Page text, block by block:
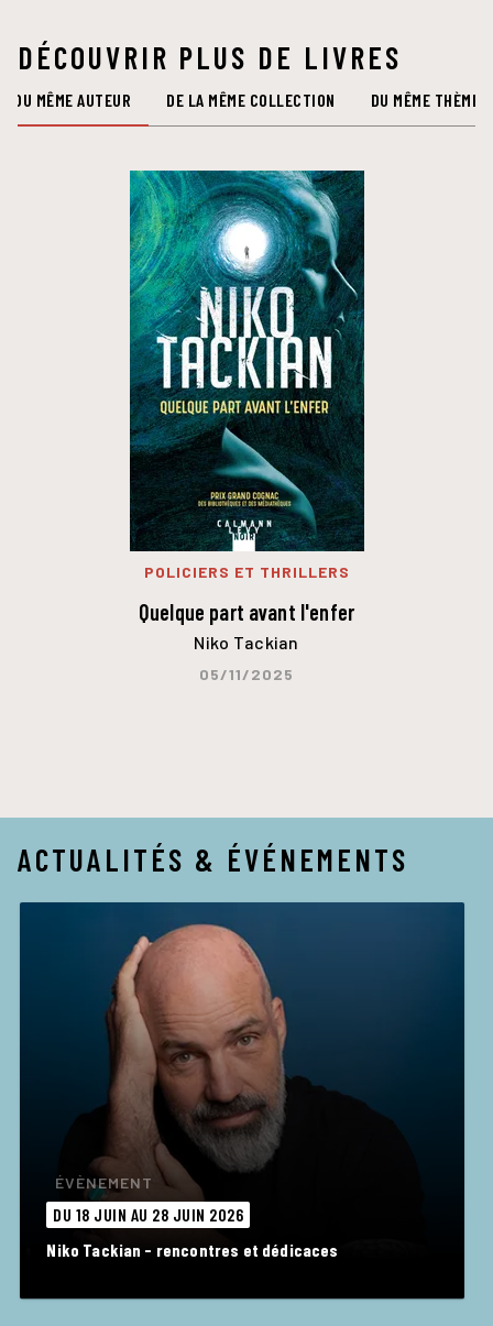
DÉCOUVRIR PLUS DE LIVRES
DU MÊME AUTEUR DE LA MÊME COLLECTION DU MÊME THÈME
POLICIERS ET THRILLERS
Quelque part avant l'enfer
Niko Tackian
05/11/2025
ACTUALITÉS & ÉVÉNEMENTS
ÉVÈNEMENT
DU 18 JUIN AU 28 JUIN 2026
Niko Tackian - rencontres et dédicaces